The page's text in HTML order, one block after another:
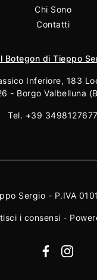
Chi Sono
Contatti
Botegon di Tieppo
Inferiore, 183
- Borgo Valbelluna
Tel. +39 3498127677
Sergio - P.IVA
i consensi -